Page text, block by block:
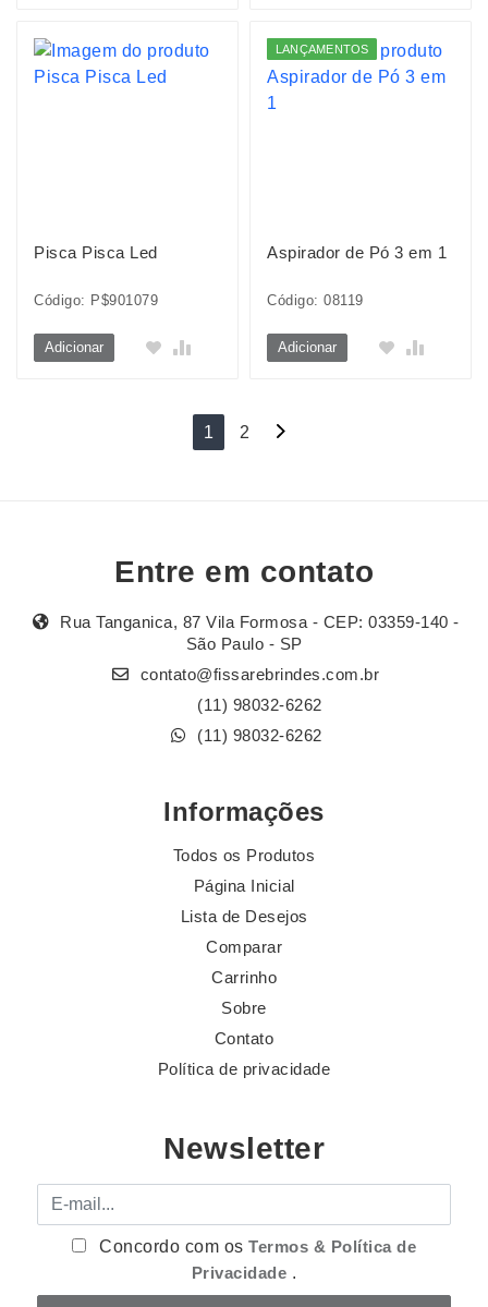
Pisca Pisca Led
Código: P$901079
Adicionar
LANÇAMENTOS
Aspirador de Pó 3 em 1
Código: 08119
Adicionar
Navegação
1 2
Entre em contato
Rua Tanganica, 87 Vila Formosa - CEP: 03359-140 -
São Paulo - SP
contato@fissarebrindes.com.br
(11) 98032-6262
(11) 98032-6262
Informações
Todos os Produtos
Página Inicial
Lista de Desejos
Comparar
Carrinho
Sobre
Contato
Política de privacidade
Newsletter
E-mail
Concordo com osTermos & Política de
Privacidade .